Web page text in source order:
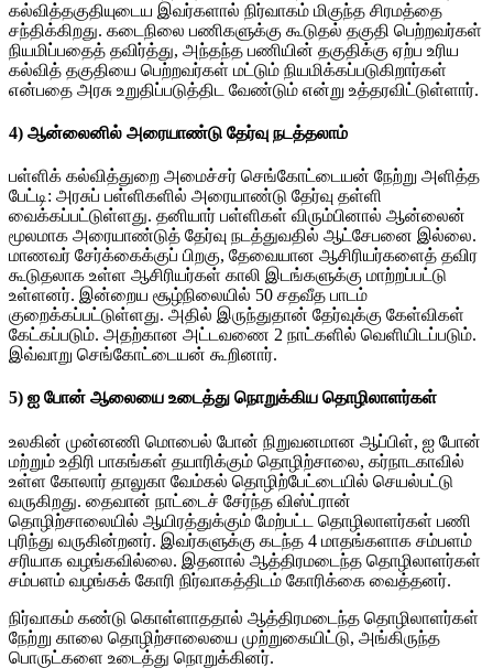
கல்வித்தகுதியுடைய இவர்களால் நிர்வாகம் மிகுந்த சிரமத்தை
சந்திக்கிறது. கடைநிலை பணிகளுக்கு கூடுதல் தகுதி பெற்றவர்கள்
நியமிப்பதைத் தவிர்த்து, அந்தந்த பணியின் தகுதிக்கு ஏற்ப உரிய
கல்வித் தகுதியை பெற்றவர்கள் மட்டும் நியமிக்கப்படுகிறார்கள்
என்பதை அரசு உறுதிப்படுத்திட வேண்டும் என்று உத்தரவிட்டுள்ளார்.
4) ஆன்லைனில் அரையாண்டு தேர்வு நடத்தலாம்
பள்ளிக் கல்வித்துறை அமைச்சர் செங்கோட்டையன் நேற்று அளித்த
பேட்டி: அரசுப் பள்ளிகளில் அரையாண்டு தேர்வு தள்ளி
வைக்கப்பட்டுள்ளது. தனியார் பள்ளிகள் விரும்பினால் ஆன்லைன்
மூலமாக அரையாண்டுத் தேர்வு நடத்துவதில் ஆட்சேபனை இல்லை.
மாணவர் சேர்க்கைக்குப் பிறகு, தேவையான ஆசிரியர்களைத் தவிர
கூடுதலாக உள்ள ஆசிரியர்கள் காலி இடங்களுக்கு மாற்றப்பட்டு
உள்ளனர். இன்றைய சூழ்நிலையில் 50 சதவீத பாடம்
குறைக்கப்பட்டுள்ளது. அதில் இருந்துதான் தேர்வுக்கு கேள்விகள்
கேட்கப்படும். அதற்கான அட்டவணை 2 நாட்களில் வெளியிடப்படும்.
இவ்வாறு செங்கோட்டையன் கூறினார்.
5) ஐ போன் ஆலையை உடைத்து நொறுக்கிய தொழிலாளர்கள்
உலகின் முன்னணி மொபைல் போன் நிறுவனமான ஆப்பிள், ஐ போன்
மற்றும் உதிரி பாகங்கள் தயாரிக்கும் தொழிற்சாலை, கர்நாடகாவில்
உள்ள கோலார் தாலுகா வேம்கல் தொழிற்பேட்டையில் செயல்பட்டு
வருகிறது. தைவான் நாட்டைச் சேர்ந்த விஸ்ட்ரான்
தொழிற்சாலையில் ஆயிரத்துக்கும் மேற்பட்ட தொழிலாளர்கள் பணி
புரிந்து வருகின்றனர். இவர்களுக்கு கடந்த 4 மாதங்களாக சம்பளம்
சரியாக வழங்கவில்லை. இதனால் ஆத்திரமடைந்த தொழிலாளர்கள்
சம்பளம் வழங்கக் கோரி நிர்வாகத்திடம் கோரிக்கை வைத்தனர்.
நிர்வாகம் கண்டு கொள்ளாததால் ஆத்திரமடைந்த தொழிலாளர்கள்
நேற்று காலை தொழிற்சாலையை முற்றுகையிட்டு, அங்கிருந்த
பொருட்களை உடைத்து நொறுக்கினர்.